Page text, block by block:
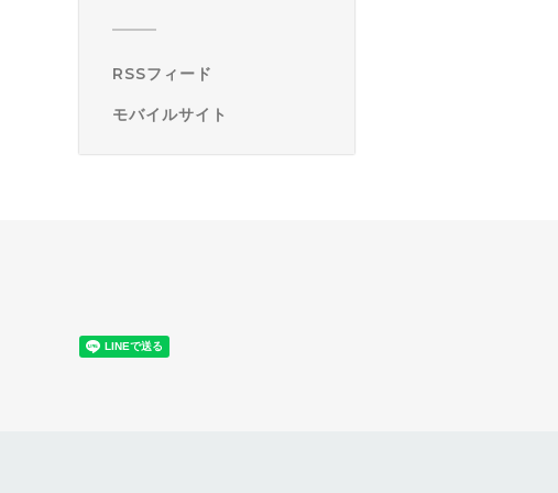
RSSフィード
モバイルサイト